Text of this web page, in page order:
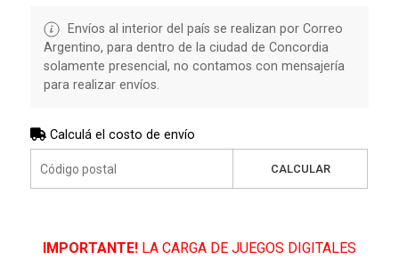
Envíos al interior del país se realizan por Correo
Argentino, para dentro de la ciudad de Concordia
solamente presencial, no contamos con mensajería
para realizar envíos.
Calculá el costo de envío
CALCULAR
IMPORTANTE! LA CARGA DE JUEGOS DIGITALES